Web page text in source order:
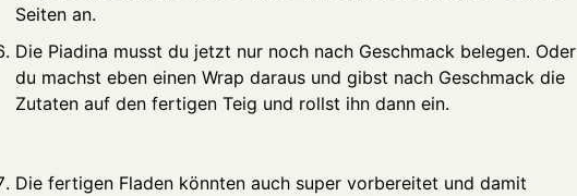
Seiten an.
Die Piadina musst du jetzt nur noch nach Geschmack belegen. Oder
du machst eben einen Wrap daraus und gibst nach Geschmack die
Zutaten auf den fertigen Teig und rollst ihn dann ein.
Die fertigen Fladen könnten auch super vorbereitet und damit